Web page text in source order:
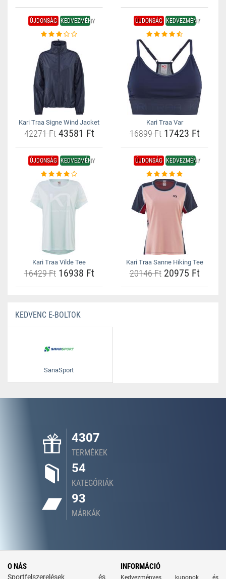
ÚJDONSÁG KEDVEZMÉNY
Kari Traa Signe Wind Jacket
42271 Ft43581 Ft
ÚJDONSÁG KEDVEZMÉNY
Kari Traa Var
16899 Ft17423 Ft
ÚJDONSÁG KEDVEZMÉNY
Kari Traa Vilde Tee
16429 Ft16938 Ft
ÚJDONSÁG KEDVEZMÉNY
Kari Traa Sanne Hiking Tee
20146 Ft20975 Ft
KEDVENC E-BOLTOK
SanaSport
4307
TERMÉKEK
54
KATEGÓRIÁK
93
MÁRKÁK
O NÁS
Sportfelszerelések és
INFORMÁCIÓ
Kedvezményes kuponok és